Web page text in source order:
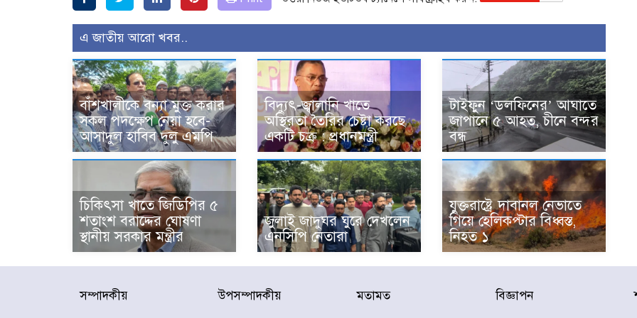
এ জাতীয় আরো খবর..
বাঁশখালীকে বন্যা মুক্ত করার
সকল পদক্ষেপ নেয়া হবে-
আসাদুল হাবিব দুলু এমপি
বিদ্যুৎ-জ্বালানি খাতে
অস্থিরতা তৈরির চেষ্টা করছে
একটি চক্র : প্রধানমন্ত্রী
টাইফুন ‘ডলফিনের’ আঘাতে
জাপানে ৫ আহত, চীনে বন্দর
বন্ধ
চিকিৎসা খাতে জিডিপির ৫
শতাংশ বরাদ্দের ঘোষণা
স্থানীয় সরকার মন্ত্রীর
জুলাই জাদুঘর ঘুরে দেখলেন
এনসিপি নেতারা
যুক্তরাষ্ট্রে দাবানল নেভাতে
গিয়ে হেলিকপ্টার বিধ্বস্ত,
নিহত ১
সম্পাদকীয় উপসম্পাদকীয় মতামত বিজ্ঞাপন